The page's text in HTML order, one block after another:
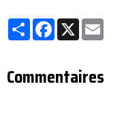
Partager
Facebook
X
Commentaires